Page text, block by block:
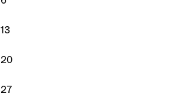
13
20
27